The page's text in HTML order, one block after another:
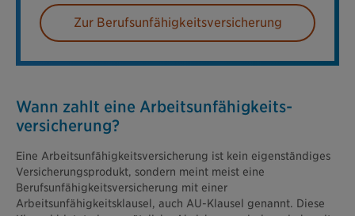
Zur Berufsunfähigkeitsversicherung
Wann zahlt eine Arbeitsunfähigkeits­
versicherung?
Eine Arbeitsunfähigkeitsversicherung ist kein eigenständiges
Versicherungsprodukt, sondern meint meist eine
Berufsunfähigkeitsversicherung mit einer
Arbeitsunfähigkeitsklausel, auch AU-Klausel genannt. Diese